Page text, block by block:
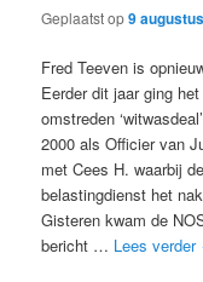
Geplaatst op9
Fred Teeven is
Eerder dit jaar ging
omstreden
2000 als Officier van
met Cees H. waarbij de
belastingdienst het
Gisteren kwam de
bericht … Lees verder